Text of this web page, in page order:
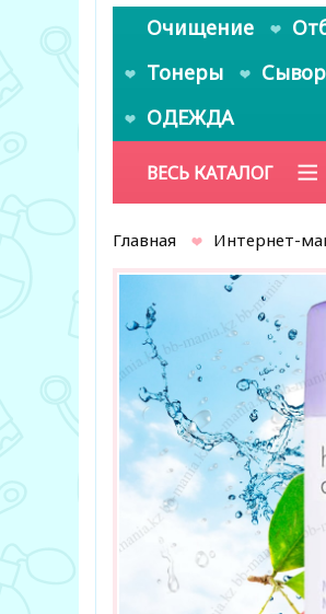
Очищение
Тонеры
ОДЕЖДА
ВЕСЬ КАТАЛОГ
Главная Интернет-